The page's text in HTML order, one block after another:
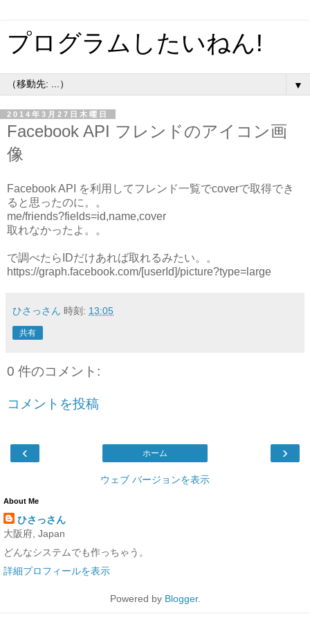
プログラムしたいねん!
▼
2014年3月27日木曜日
Facebook API フレンドのアイコン画
像
Facebook API を利用してフレンド一覧でcoverで取得でき
ると思ったのに。。
me/friends?fields=id,name,cover
取れなかったよ。。
で調べたらIDだけあれば取れるみたい。。
https://graph.facebook.com/[userId]/picture?type=large
ひさっさん 時刻: 13:05
共有
0 件のコメント:
コメントを投稿
‹ ›
ホーム
ウェブ バージョンを表示
About Me
ひさっさん
大阪府, Japan
どんなシステムでも作っちゃう。
詳細プロフィールを表示
Powered by Blogger.